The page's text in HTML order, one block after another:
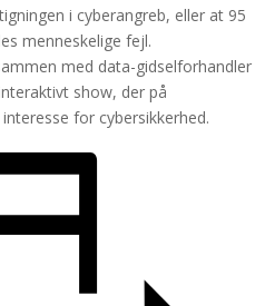
i cyberangreb, eller at 95
menneskelige fejl.
med data-gidselforhandler
show, der på
for cybersikkerhed.